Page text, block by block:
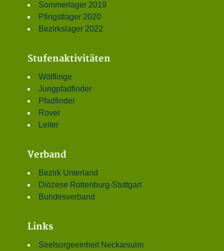
Sommerlager 2019
Pfingstlager 2020
Bezirkslager 2022
Stufenaktivitäten
Wölflinge
Jungpfadfinder
Pfadfinder
Rover
Leiter
Verband
Bezirk Unterland
Diözese Rottenburg-Stuttgart
Bundesverband
Links
Seelsorgeeinheit Neckarsulm